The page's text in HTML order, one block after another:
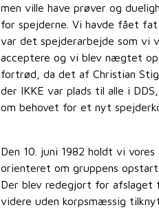
men ville have prøver og
for spejderne. Vi havde fået
var det spejderarbejde som vi
acceptere og vi blev nægtet
fortrød, da det af Christian
der IKKE var plads til alle i
om behovet for et nyt
Den 10. juni 1982 holdt vi
orienteret om gruppens
Der blev redegjort for afslaget
videre uden korpsmæssig